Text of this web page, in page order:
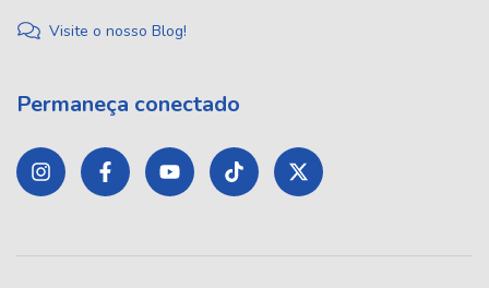
Visite o nosso Blog!
Permaneça conectado